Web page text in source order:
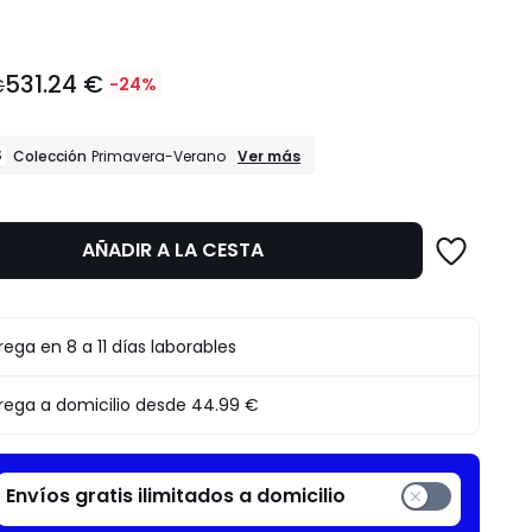
531.24 € -24%
Colección Primavera-Verano REBAJAS
Ver más
AÑADIR A LA CESTA
en 8 a 11 días laborables
a domicilio desde 44.99 €
Envíos gratis ilimitados a domicilio